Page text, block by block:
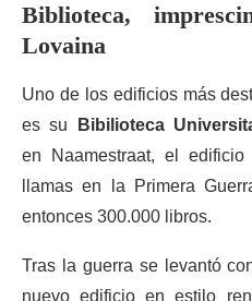
Biblioteca,
Lovaina
Uno de los edificios más
es su
Bibilioteca
en Naamestraat, el
llamas en la Primera
entonces 300.000 libros.
Tras la guerra se levantó
nuevo edificio en estilo